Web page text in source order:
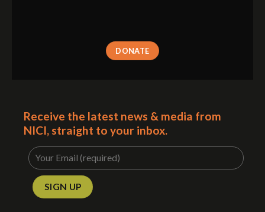
DONATE
Receive the latest news & media from
NICI, straight to your inbox.